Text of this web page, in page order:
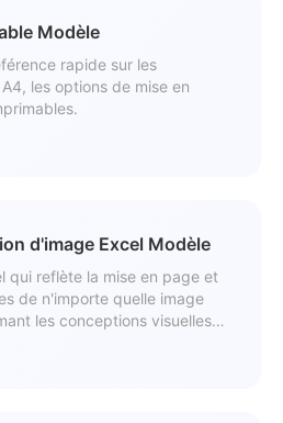
Modèle
rapide sur les
les options de mise en
d'image Excel Modèle
qui reflète la mise en page et
de n'importe quelle image
les conceptions visuelles